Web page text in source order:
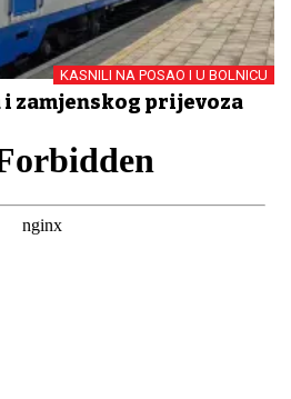
KASNILI NA POSAO I U BOLNICU
i zamjenskog prijevoza